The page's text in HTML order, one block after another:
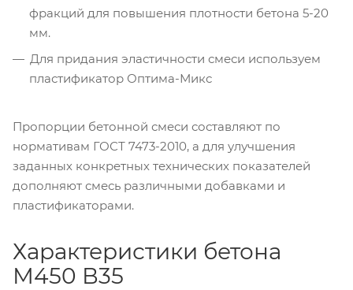
фракций для повышения плотности бетона 5-20
мм.
Для придания эластичности смеси используем
пластификатор Оптима-Микс
Пропорции бетонной смеси составляют по
нормативам ГОСТ 7473-2010, а для улучшения
заданных конкретных технических показателей
дополняют смесь различными добавками и
пластификаторами.
Характеристики бетона
М450 В35